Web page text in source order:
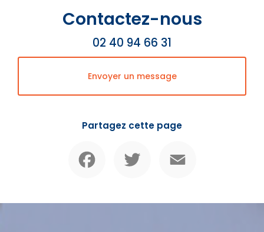
Contactez-nous
02 40 94 66 31
Envoyer un message
Partagez cette page